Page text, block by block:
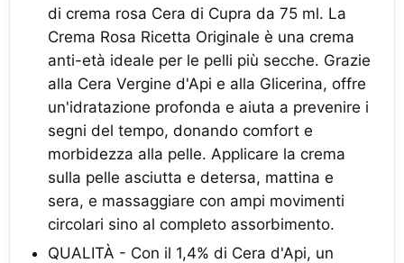
di crema rosa Cera di Cupra da 75 ml. La
Crema Rosa Ricetta Originale è una crema
anti-età ideale per le pelli più secche. Grazie
alla Cera Vergine d'Api e alla Glicerina, offre
un'idratazione profonda e aiuta a prevenire i
segni del tempo, donando comfort e
morbidezza alla pelle. Applicare la crema
sulla pelle asciutta e detersa, mattina e
sera, e massaggiare con ampi movimenti
circolari sino al completo assorbimento.
QUALITÀ - Con il 1,4% di Cera d'Api, un